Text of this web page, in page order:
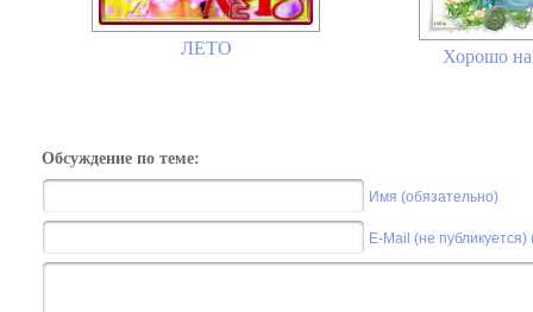
ЛЕТО Хорошо на
Обсуждение по теме:
Имя (обязательно)
E-Mail (не